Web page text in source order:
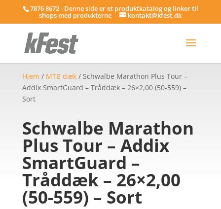
7876 8672 - Denne side er et produktkatalog og linker til
shops med produkterne kontakt@kfest.dk
Hjem / MTB dæk/ Schwalbe Marathon Plus Tour –
Addix SmartGuard – Tråddæk – 26×2,00 (50-559) –
Sort
Schwalbe Marathon
Plus Tour – Addix
SmartGuard –
Tråddæk – 26×2,00
(50-559) – Sort